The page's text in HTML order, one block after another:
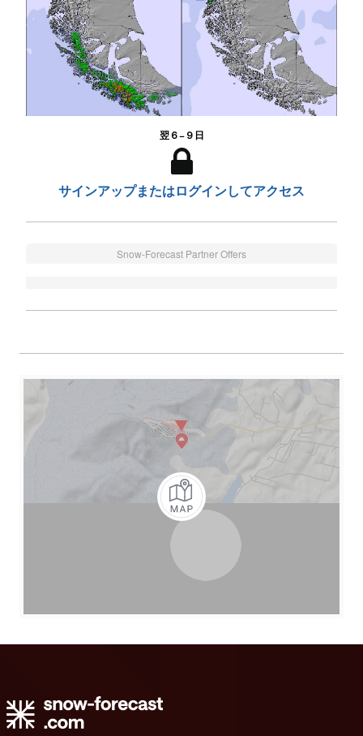
翌６−９日
サインアップまたはログインしてアクセス
Snow-Forecast Partner Offers